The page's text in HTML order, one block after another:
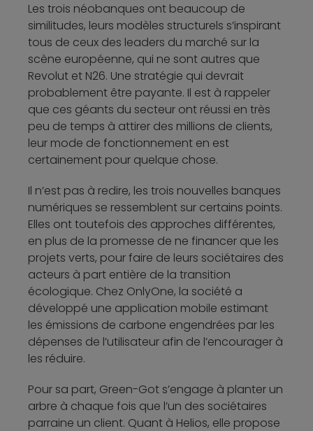
Les trois néobanques ont beaucoup de
similitudes, leurs modèles structurels s’inspirant
tous de ceux des leaders du marché sur la
scène européenne, qui ne sont autres que
Revolut et N26. Une stratégie qui devrait
probablement être payante. Il est à rappeler
que ces géants du secteur ont réussi en très
peu de temps à attirer des millions de clients,
leur mode de fonctionnement en est
certainement pour quelque chose.
Il n’est pas à redire, les trois nouvelles banques
numériques se ressemblent sur certains points.
Elles ont toutefois des approches différentes,
en plus de la promesse de ne financer que les
projets verts, pour faire de leurs sociétaires des
acteurs à part entière de la transition
écologique. Chez OnlyOne, la société a
développé une application mobile estimant
les émissions de carbone engendrées par les
dépenses de l’utilisateur afin de l’encourager à
les réduire.
Pour sa part, Green-Got s’engage à planter un
arbre à chaque fois que l’un des sociétaires
parraine un client. Quant à Helios, elle propose